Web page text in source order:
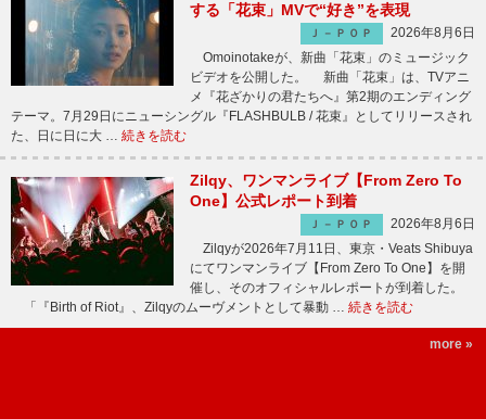
する「花束」MVで“好き”を表現
Ｊ－ＰＯＰ
2026年8月6日
Omoinotakeが、新曲「花束」のミュージック
ビデオを公開した。 新曲「花束」は、TVアニ
メ『花ざかりの君たちへ』第2期のエンディング
テーマ。7月29日にニューシングル『FLASHBULB / 花束』としてリリースされ
た、日に日に大 … 続きを読む
Zilqy、ワンマンライブ【From Zero To
One】公式レポート到着
Ｊ－ＰＯＰ
2026年8月6日
Zilqyが2026年7月11日、東京・Veats Shibuya
にてワンマンライブ【From Zero To One】を開
催し、そのオフィシャルレポートが到着した。
「『Birth of Riot』、Zilqyのムーヴメントとして暴動 … 続きを読む
more »